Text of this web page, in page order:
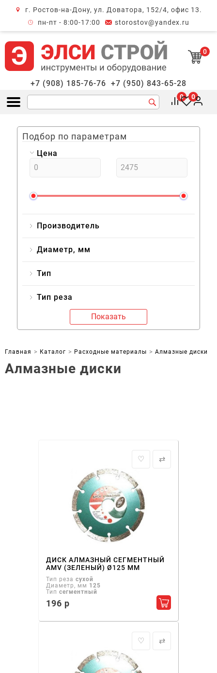
г. Ростов-на-Дону, ул. Доватора, 152/4, офис 13.
пн-пт - 8:00-17:00
storostov@yandex.ru
0
+7 (908) 185-76-76 +7 (950) 843-65-28
Открыть меню
0 0
Подбор по параметрам
Цена
Производитель
Диаметр, мм
Тип
Тип реза
Показать
Главная Каталог Расходные материалы Алмазные диски
Алмазные диски
♡ ⇄
ДИСК АЛМАЗНЫЙ СЕГМЕНТНЫЙ
AMV (ЗЕЛЕНЫЙ) Ø125 ММ
Тип реза сухой
Диаметр, мм 125
Тип сегментный
196 р Добавить в
♡ ⇄